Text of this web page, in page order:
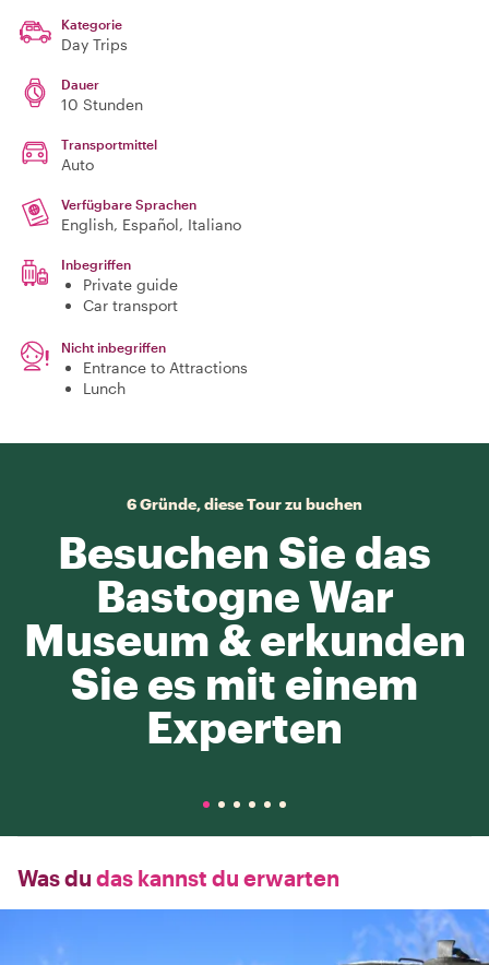
Kategorie
Day Trips
Dauer
10 Stunden
Transportmittel
Auto
Verfügbare Sprachen
English, Español, Italiano
Inbegriffen
Private guide
Car transport
Nicht inbegriffen
Entrance to Attractions
Lunch
6 Gründe, diese Tour zu buchen
Besuchen Sie das
Bastogne War
Museum & erkunden
Sie es mit einem
Experten
Was du das kannst du erwarten